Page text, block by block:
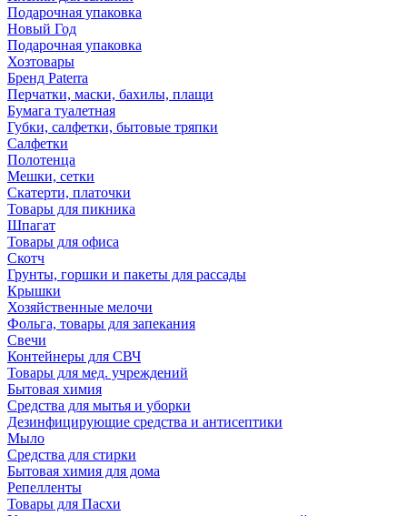
Подарочная упаковка
Новый Год
Подарочная упаковка
Хозтовары
Бренд Paterra
Перчатки, маски, бахилы, плащи
Бумага туалетная
Губки, салфетки, бытовые тряпки
Салфетки
Полотенца
Мешки, сетки
Скатерти, платочки
Товары для пикника
Шпагат
Товары для офиса
Скотч
Грунты, горшки и пакеты для рассады
Крышки
Хозяйственные мелочи
Фольга, товары для запекания
Свечи
Контейнеры для СВЧ
Товары для мед. учреждений
Бытовая химия
Средства для мытья и уборки
Дезинфицирующие средства и антисептики
Мыло
Средства для стирки
Бытовая химия для дома
Репелленты
Товары для Пасхи